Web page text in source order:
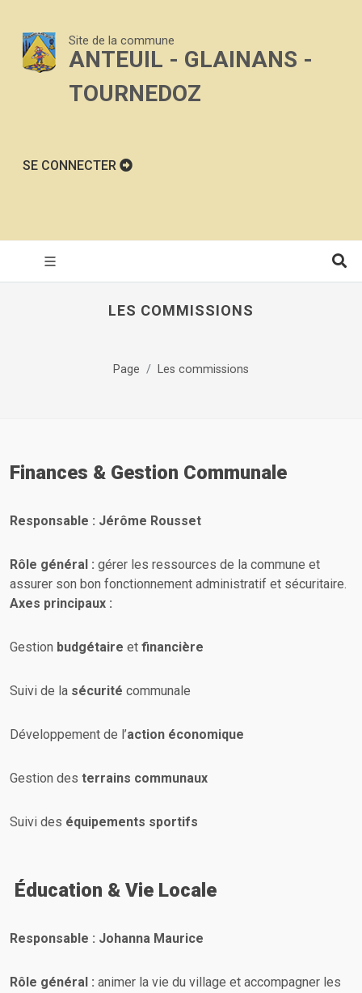
Site de la commune
ANTEUIL - GLAINANS -
TOURNEDOZ
SE CONNECTER
LES COMMISSIONS
Page Les commissions
Finances & Gestion Communale
Responsable : Jérôme Rousset
Rôle général : gérer les ressources de la commune et
assurer son bon fonctionnement administratif et sécuritaire.
Axes principaux :
Gestion budgétaire et financière
Suivi de la sécurité communale
Développement de l’action économique
Gestion des terrains communaux
Suivi des équipements sportifs
Éducation & Vie Locale
Responsable : Johanna Maurice
Rôle général : animer la vie du village et accompagner les